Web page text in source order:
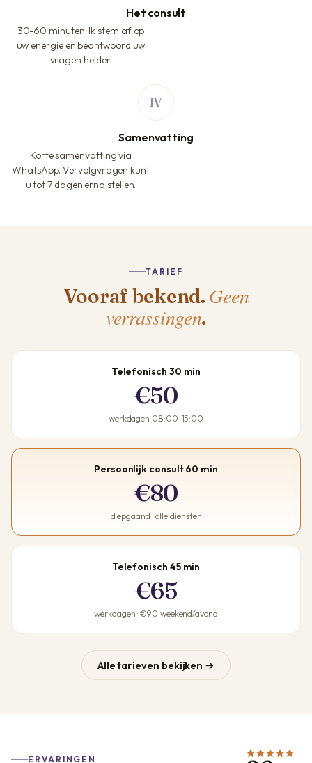
Het consult
30-60 minuten. Ik stem af op
uw energie en beantwoord uw
vragen helder.
Samenvatting
Korte samenvatting via
WhatsApp. Vervolgvragen kunt
u tot 7 dagen erna stellen.
TARIEF
Vooraf bekend. Geen
verrassingen.
Telefonisch 30 min
€50
werkdagen 08:00-15:00
Persoonlijk consult 60 min
€80
diepgaand · alle diensten
Telefonisch 45 min
€65
werkdagen · €90 weekend/avond
Alle tarieven bekijken →
ERVARINGEN